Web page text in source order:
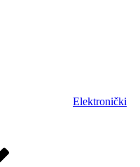
Elektronički